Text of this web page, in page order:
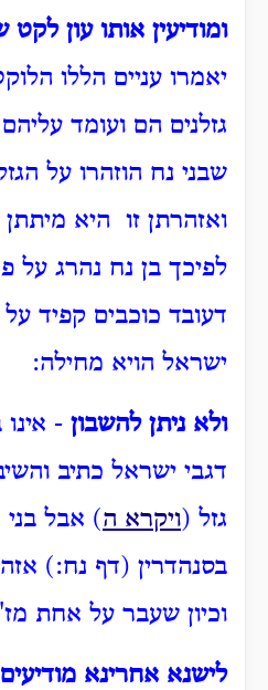
ומודיעין אותו עון
יאמרו עניים הללו
גזלנים הם ועומד
שבני נח הוזהרו על
ואזהרתן זו היא
לפיכך בן נח נהרג על
דעובד כוכבים קפיד
ישראל הויא מחילה:
ולא ניתן להשבון -
דגבי ישראל כתיב
גזל (ויקרא ה) אבל בני
בסנהדרין (דף נח:)
וכיון שעבר על אחת
לישנא אחרינא